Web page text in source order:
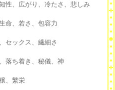
性、広がり、冷たさ、悲しみ
命、若さ、包容力
セックス、繊細さ
落ち着き、秘儀、神
、繁栄